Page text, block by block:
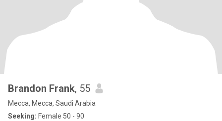
Brandon Frank, 55
Mecca, Mecca, Saudi Arabia
Seeking: Female 50 - 90